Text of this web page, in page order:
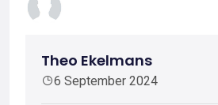
Theo Ekelmans
6 September 2024